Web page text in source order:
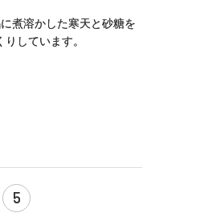
煮溶かした寒天と砂糖を
しています。
5